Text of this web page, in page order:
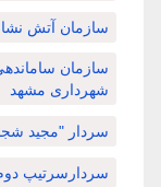
سازمان آتش
سازمان
شهرداری مشهد
سردار "مجید
سردارسرتیپ